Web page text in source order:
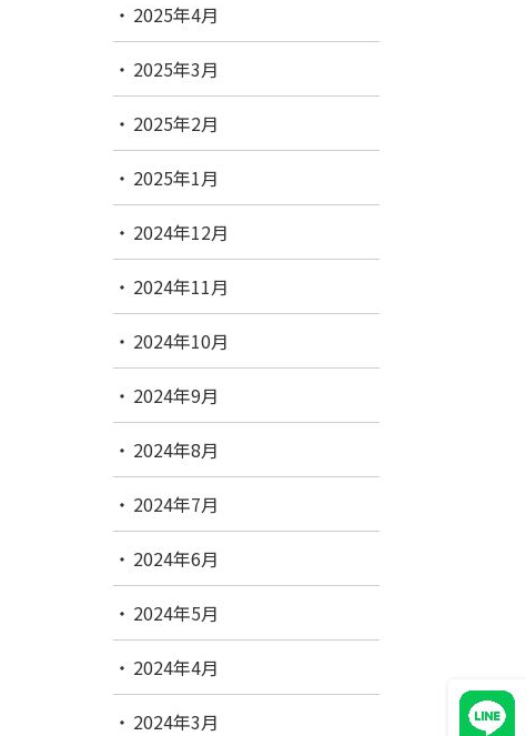
2025年4月
2025年3月
2025年2月
2025年1月
2024年12月
2024年11月
2024年10月
2024年9月
2024年8月
2024年7月
2024年6月
2024年5月
2024年4月
2024年3月